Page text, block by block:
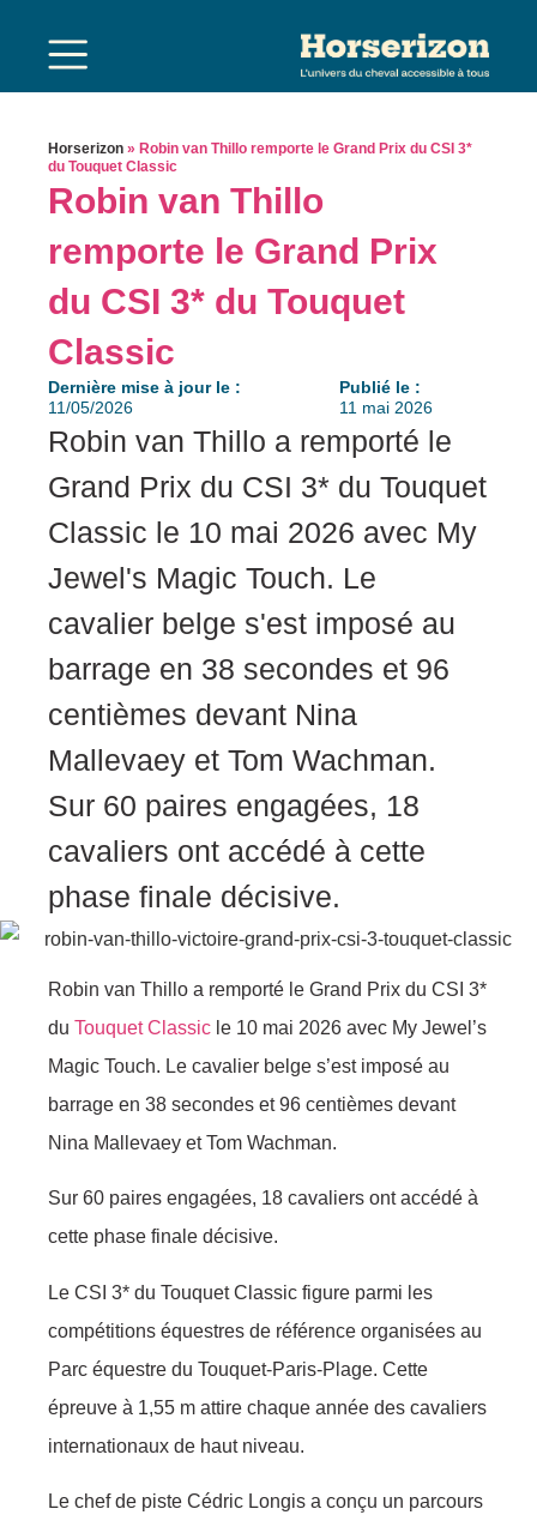
Horserizon » Robin van Thillo remporte le Grand Prix du CSI 3*
du Touquet Classic
Robin van Thillo
remporte le Grand Prix
du CSI 3* du Touquet
Classic
Dernière mise à jour le :
11/05/2026
Publié le :
11 mai 2026
Robin van Thillo a remporté le
Grand Prix du CSI 3* du Touquet
Classic le 10 mai 2026 avec My
Jewel's Magic Touch. Le
cavalier belge s'est imposé au
barrage en 38 secondes et 96
centièmes devant Nina
Mallevaey et Tom Wachman.
Sur 60 paires engagées, 18
cavaliers ont accédé à cette
phase finale décisive.
Robin van Thillo a remporté le Grand Prix du CSI 3*
du Touquet Classic le 10 mai 2026 avec My Jewel’s
Magic Touch. Le cavalier belge s’est imposé au
barrage en 38 secondes et 96 centièmes devant
Nina Mallevaey et Tom Wachman.
Sur 60 paires engagées, 18 cavaliers ont accédé à
cette phase finale décisive.
Le CSI 3* du Touquet Classic figure parmi les
compétitions équestres de référence organisées au
Parc équestre du Touquet-Paris-Plage. Cette
épreuve à 1,55 m attire chaque année des cavaliers
internationaux de haut niveau.
Le chef de piste Cédric Longis a conçu un parcours